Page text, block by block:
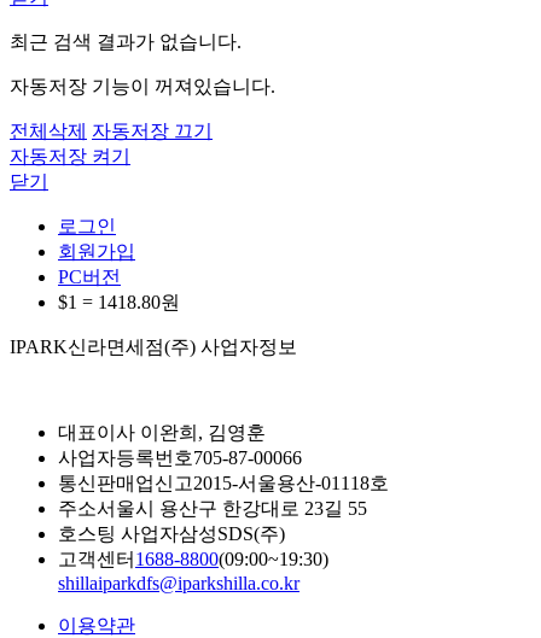
최근 검색 결과가 없습니다.
자동저장 기능이 꺼져있습니다.
전체삭제 자동저장 끄기
자동저장 켜기
닫기
로그인
회원가입
PC버전
$1 = 1418.80원
IPARK신라면세점(주) 사업자정보
대표이사 이완희, 김영훈
사업자등록번호705-87-00066
통신판매업신고2015-서울용산-01118호
주소서울시 용산구 한강대로 23길 55
호스팅 사업자삼성SDS(주)
고객센터 1688-8800(09:00~19:30)
shillaiparkdfs@iparkshilla.co.kr
이용약관